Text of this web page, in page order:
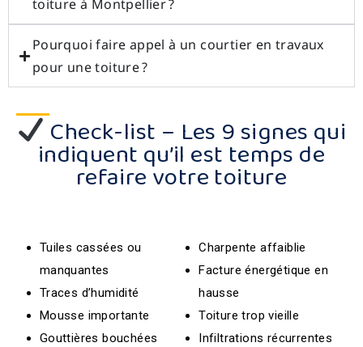
toiture à Montpellier ?
Pourquoi faire appel à un courtier en travaux
pour une toiture ?
Check-list – Les 9 signes qui
indiquent qu’il est temps de
refaire votre toiture
Tuiles cassées ou
manquantes
Traces d’humidité
Mousse importante
Gouttières bouchées
Charpente affaiblie
Facture énergétique en
hausse
Toiture trop vieille
Infiltrations récurrentes